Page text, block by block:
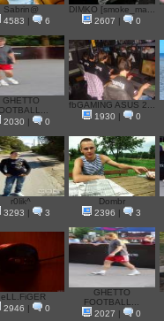
Sabrin@
4583
6
DIMKO [smoke_ma...
2607
0
GHETTO
2030
0
fbGAMING ASUS 2...
1930
0
r0lik^
3293
3
Dombr
2396
3
2946
0
GHETTO
FOOTBALL...
2027
0